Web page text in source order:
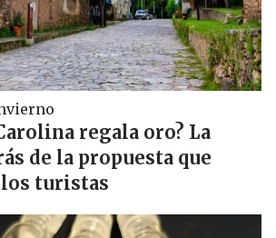
regala oro? La
de la propuesta que
turistas